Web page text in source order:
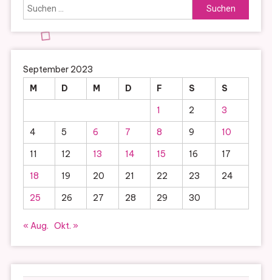
Suchen
nach:
September 2023
M
D M D F S
S
1
2
3
4
5 6 7 8 9
10
11
12 13 14 15 16
17
18
19 20 21 22 23
24
25
26 27 28 29 30
« Aug. Okt. »